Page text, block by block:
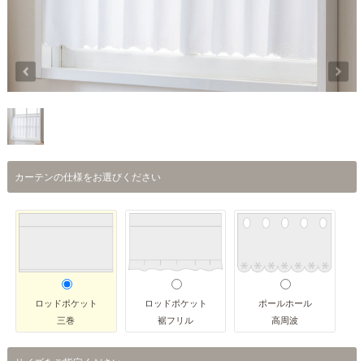
カーテンの仕様をお選びください
ロッドポケット
三巻
ロッドポケット
裾フリル
ポールホール
高周波